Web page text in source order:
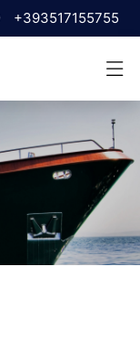
+393517155755